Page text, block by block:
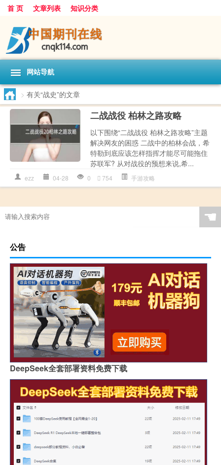
首 页 文章列表 知识分类
网站导航
> 有关“战史”的文章
二战战役 柏林之路攻略
以下围绕“二战战役 柏林之路攻略”主题
解决网友的困惑 二战中的柏林会战，希
特勒到底应该怎样指挥才能尽可能拖住
苏联军? 从对战役的预想来说,希...
ezz 04-28 0 754 手游攻略
☚
公告
DeepSeek全套部署资料免费下载